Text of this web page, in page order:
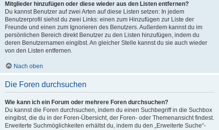
Mitglieder hinzufügen oder diese wieder aus den Listen entfernen?
Du kannst Benutzer auf zwei Arten auf diese Listen setzen: In jedem
Benutzerprofil siehst du zwei Links: einen zum Hinzufügen zur Liste der
Freunde und einen zum Ignorieren des Benutzers. Außerdem kannst du im
persönlichen Bereich direkt Benutzer zu den Listen hinzufügen, indem du
deren Benutzernamen eingibst. An gleicher Stelle kannst du sie auch wieder
von den Listen entfernen.
Nach oben
Die Foren durchsuchen
Wie kann ich ein Forum oder mehrere Foren durchsuchen?
Du kannst die Foren durchsuchen, indem du einen Suchbegriff in die Suchbox
eingibst, die du in der Foren-Übersicht, der Foren- oder Themenansicht findest.
Erweiterte Suchmöglichkeiten erhältst du, indem du den „Erweiterte Suche“-